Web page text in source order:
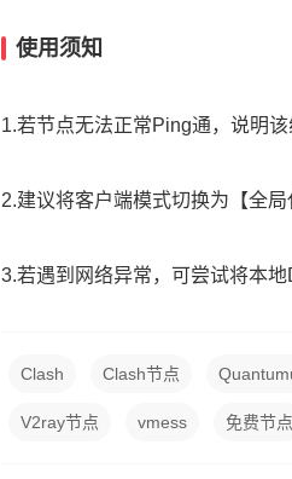
使用须知
1.若节点无法正常Ping通，说明
2.建议将客户端模式切换为【全
3.若遇到网络异常，可尝试将本
Clash Clash节点
V2ray节点 vmess 免费节点